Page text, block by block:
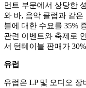
먼트 부문에서 상당한
와 바, 음악 클럽과 같은
블에 대한 수요를 35%
관련 이벤트와 축제로
서 턴테이블 판매가
유럽
유럽은 LP 및 오디오 장